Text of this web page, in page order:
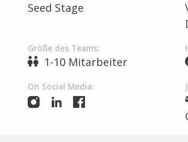
Seed Stage
Größe des Teams:
1-10 Mitarbeiter
On Social Media: